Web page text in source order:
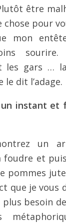
être
chose pour
mon
sourire.
les gars …
le dit l’adage.
un instant et
un
foudre et
pommes
que je vous
plus besoin